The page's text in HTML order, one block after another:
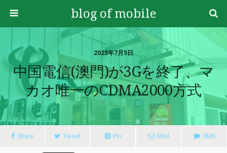
blog of mobile
2025年7月5日
中国電信(澳門)が3Gを終了、マ
カオ唯一のCDMA2000方式
Share Tweet Pin Mail SMS